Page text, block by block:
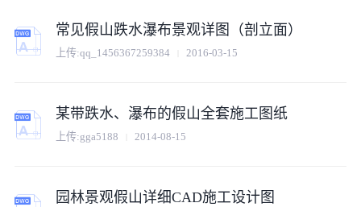
常见假山跌水瀑布景观详图（剖立面）
上传:qq_1456367259384 2016-03-15
某带跌水、瀑布的假山全套施工图纸
上传:gga5188 2014-08-15
园林景观假山详细CAD施工设计图